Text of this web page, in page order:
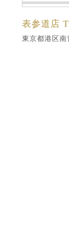
表参道店
東京都港区